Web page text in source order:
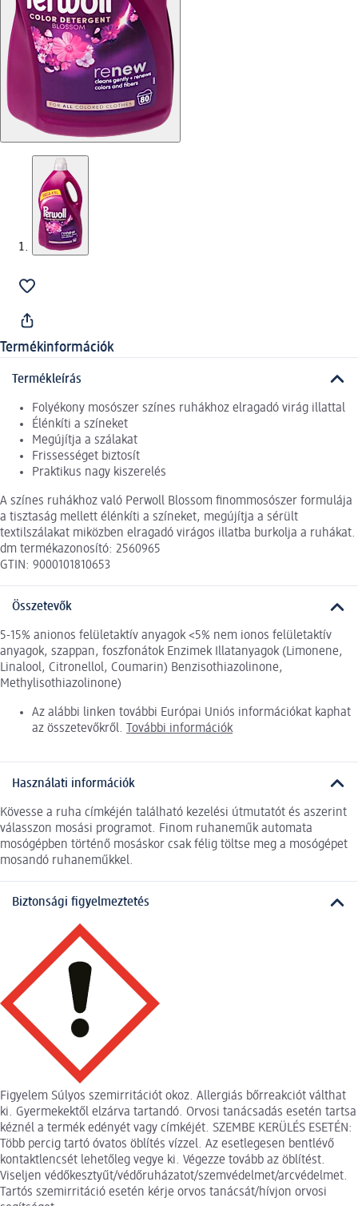
Termékinformációk
Termékleírás
Folyékony mosószer színes ruhákhoz elragadó virág illattal
Élénkíti a színeket
Megújítja a szálakat
Frissességet biztosít
Praktikus nagy kiszerelés
A színes ruhákhoz való Perwoll Blossom finommosószer formulája
a tisztaság mellett élénkíti a színeket, megújítja a sérült
textilszálakat miközben elragadó virágos illatba burkolja a ruhákat.
dm termékazonosító: 2560965
GTIN: 9000101810653
Összetevők
5-15% anionos felületaktív anyagok <5% nem ionos felületaktív
anyagok, szappan, foszfonátok Enzimek Illatanyagok (Limonene,
Linalool, Citronellol, Coumarin) Benzisothiazolinone,
Methylisothiazolinone)
Az alábbi linken további Európai Uniós információkat kaphat
az összetevőkről. További információk
Használati információk
Kövesse a ruha címkéjén található kezelési útmutatót és aszerint
válasszon mosási programot. Finom ruhaneműk automata
mosógépben történő mosáskor csak félig töltse meg a mosógépet
mosandó ruhaneműkkel.
Biztonsági figyelmeztetés
Figyelem Súlyos szemirritációt okoz. Allergiás bőrreakciót válthat
ki. Gyermekektől elzárva tartandó. Orvosi tanácsadás esetén tartsa
kéznél a termék edényét vagy címkéjét. SZEMBE KERÜLÉS ESETÉN:
Több percig tartó óvatos öblítés vízzel. Az esetlegesen bentlévő
kontaktlencsét lehetőleg vegye ki. Végezze tovább az öblítést.
Viseljen védőkesztyűt/védőruházatot/szemvédelmet/arcvédelmet.
Tartós szemirritáció esetén kérje orvos tanácsát/hívjon orvosi